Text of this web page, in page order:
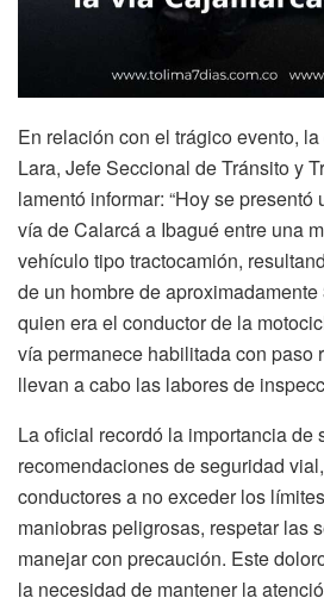
En relación con el trágico evento,
Lara, Jefe Seccional de Tránsito y
lamentó informar: “Hoy se
vía de Calarcá a Ibagué entre una
vehículo tipo tractocamión,
de un hombre de
quien era el conductor de la
vía permanece habilitada con paso
llevan a cabo las labores de
La oficial recordó la importancia de
recomendaciones de seguridad
conductores a no exceder los
maniobras peligrosas, respetar las
manejar con precaución. Este
la necesidad de mantener la